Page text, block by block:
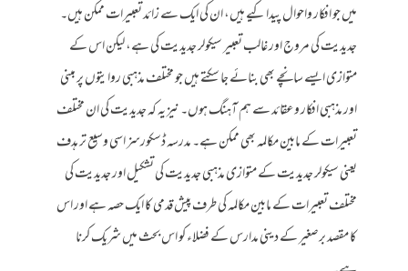
میں جو افکار واحوال پیدا کیے ہیں، ان کی ایک سے زائد تعبیرات ممکن ہیں۔
جدیدیت کی مروج اور غالب تعبیر سیکولر جدیدیت کی ہے، لیکن اس کے
متوازی ایسے سانچے بھی بنائے جا سکتے ہیں جو مختلف مذہبی روایتوں پر مبنی
اور مذہبی افکار وعقائد سے ہم آہنگ ہوں۔ نیز یہ کہ جدیدیت کی ان مختلف
تعبیرات کے مابین مکالمہ بھی ممکن ہے۔ مدرسہ ڈسکورسز اسی وسیع تر ہدف
یعنی سیکولر جدیدیت کے متوازی مذہبی جدیدیت کی تشکیل اور جدیدیت کی
مختلف تعبیرات کے مابین مکالمہ کی طرف پیش قدمی کا ایک حصہ ہے اور اس
کا مقصد برصغیر کے دینی مدارس کے فضلاء کو اس بحث میں شریک کرنا